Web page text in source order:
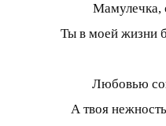
Мамулечка,
Ты в моей жизни
Любовью
А твоя